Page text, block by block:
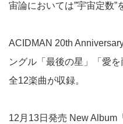
宙論においては”宇宙定数”
ACIDMAN 20th
ングル「最後の星」「愛
全12楽曲が収録。
12月13日発売 New Album